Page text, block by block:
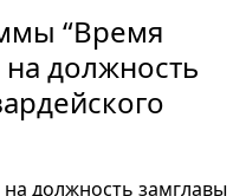
“Время
на должность
должность замглавы